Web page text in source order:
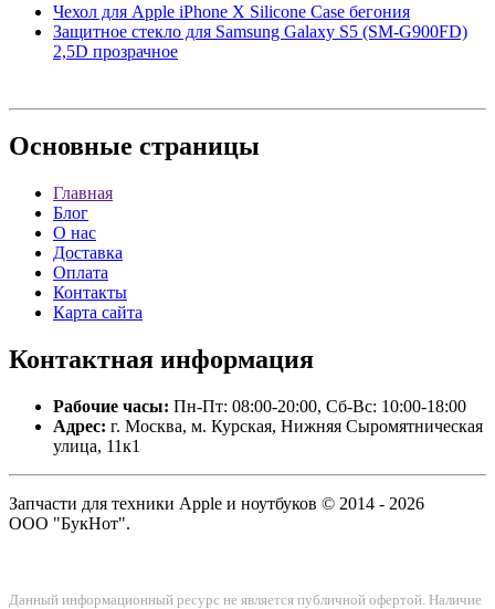
Чехол для Apple iPhone X Silicone Case бегония
Защитное стекло для Samsung Galaxy S5 (SM-G900FD)
2,5D прозрачное
Основные страницы
Главная
Блог
О нас
Доставка
Оплата
Контакты
Карта сайта
Контактная информация
Рабочие часы: Пн-Пт: 08:00-20:00, Сб-Вс: 10:00-18:00
Адрес: г. Москва, м. Курская, Нижняя Сыромятническая
улица, 11к1
Запчасти для техники Apple и ноутбуков © 2014 - 2026
ООО "БукНот".
Данный информационный ресурс не является публичной офертой. Наличие